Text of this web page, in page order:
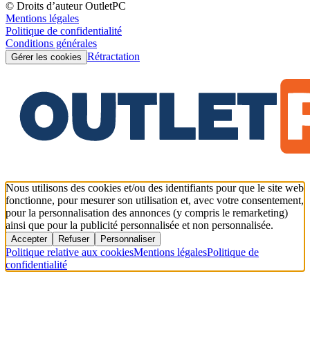
© Droits d’auteur OutletPC
Mentions légales
Politique de confidentialité
Conditions générales
Gérer les cookies Rétractation
Nous utilisons des cookies et/ou des identifiants pour que le site web
fonctionne, pour mesurer son utilisation et, avec votre consentement,
pour la personnalisation des annonces (y compris le remarketing)
ainsi que pour la publicité personnalisée et non personnalisée.
Accepter Refuser Personnaliser
Politique relative aux cookiesMentions légalesPolitique de
confidentialité